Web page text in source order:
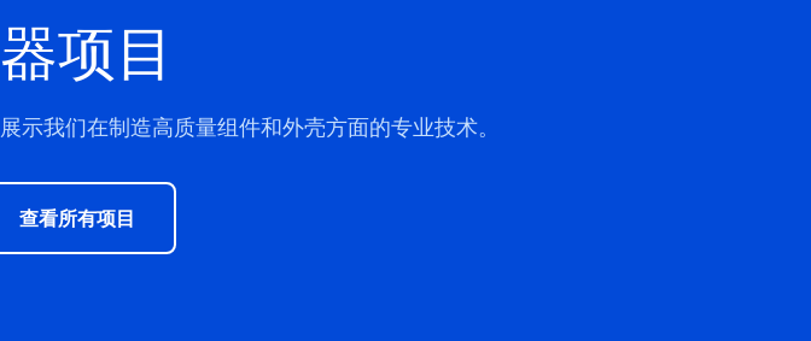
项目
我们在制造高质量组件和外壳方面的专业技术。
查看所有项目